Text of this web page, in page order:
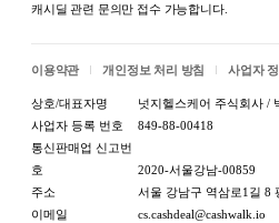
캐시딜 관련 문의만 접수 가능합니다.
이용약관 개인정보 처리 방침 사업자
상호/대표자명
넛지헬스케어 주식회사 /
사업자 등록 번호
849-88-00418
통신판매업 신고번
호
2020-서울강남-00859
주소
서울 강남구 역삼로1길 8
이메일
cs.cashdeal@cashwalk.io